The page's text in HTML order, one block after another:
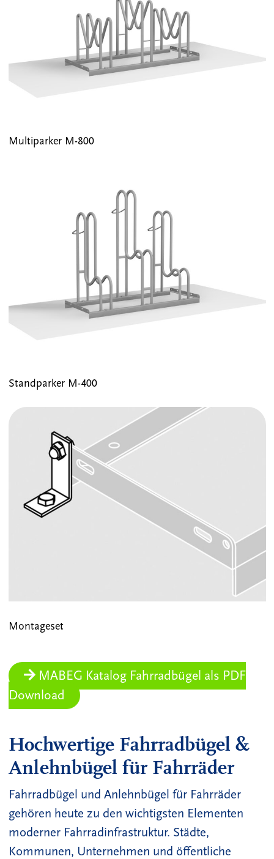
Multiparker M-800
Standparker M-400
Montageset
MABEG Katalog Fahrradbügel als PDF
Download
Hochwertige Fahrradbügel &
Anlehnbügel für Fahrräder
Fahrradbügel und Anlehnbügel für Fahrräder
gehören heute zu den wichtigsten Elementen
moderner Fahrradinfrastruktur. Städte,
Kommunen, Unternehmen und öffentliche